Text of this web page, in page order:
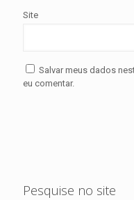
Site
Salvar meus dados
eu comentar.
Pesquise no site